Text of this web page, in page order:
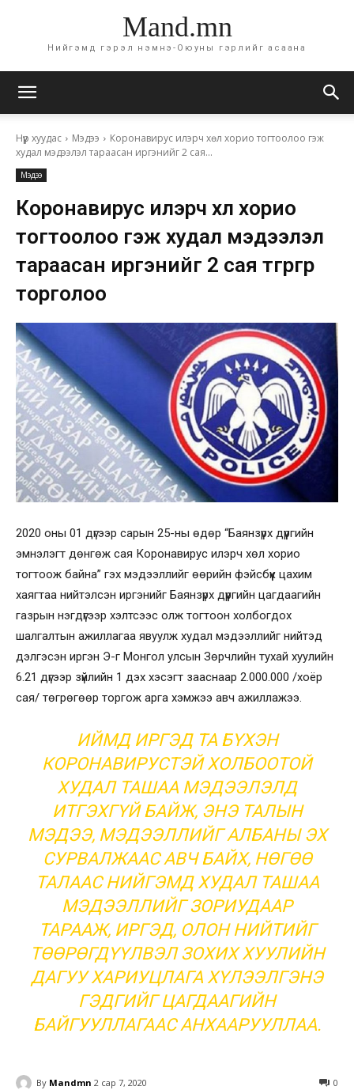
Mand.mn
Нийгэмд гэрэл нэмнэ-Оюуны гэрлийг асаана
Нүүр хуудас Мэдээ
Коронавирус илэрч хөл хорио тогтоолоо гэж
худал мэдээлэл тараасан иргэнийг 2 сая...
Мэдээ
Коронавирус илэрч хөл хорио
тогтоолоо гэж худал мэдээлэл
тараасан иргэнийг 2 сая төгрөгөөр
торголоо
2020 оны 01 дүгээр сарын 25-ны өдөр “Баянзүрх дүүргийн
эмнэлэгт дөнгөж сая Коронавирус илэрч хөл хорио
тогтоож байна” гэх мэдээллийг өөрийн фэйсбүүк цахим
хаягтаа нийтэлсэн иргэнийг Баянзүрх дүүргийн цагдаагийн
газрын нэгдүгээр хэлтсээс олж тогтоон холбогдох
шалгалтын ажиллагаа явуулж худал мэдээллийг нийтэд
дэлгэсэн иргэн Э-г Монгол улсын Зөрчлийн тухай хуулийн
6.21 дүгээр зүйлийн 1 дэх хэсэгт зааснаар 2.000.000 /хоёр
сая/ төгрөгөөр торгож арга хэмжээ авч ажиллажээ.
ИЙМД ИРГЭД ТА БҮХЭН
КОРОНАВИРУСТЭЙ ХОЛБООТОЙ
ХУДАЛ ТАШАА МЭДЭЭЛЭЛД
ИТГЭХГҮЙ БАЙЖ, ЭНЭ ТАЛЫН
МЭДЭЭ, МЭДЭЭЛЛИЙГ АЛБАНЫ ЭХ
СУРВАЛЖААС АВЧ БАЙХ, НӨГӨӨ
ТАЛААС НИЙГЭМД ХУДАЛ ТАШАА
МЭДЭЭЛЛИЙГ ЗОРИУДААР
ТАРААЖ, ИРГЭД, ОЛОН НИЙТИЙГ
ТӨӨРӨГДҮҮЛВЭЛ ЗОХИХ ХУУЛИЙН
ДАГУУ ХАРИУЦЛАГА ХҮЛЭЭЛГЭНЭ
ГЭДГИЙГ ЦАГДААГИЙН
БАЙГУУЛЛАГААС АНХААРУУЛЛАА.
By Mandmn 2 сар 7, 2020 0